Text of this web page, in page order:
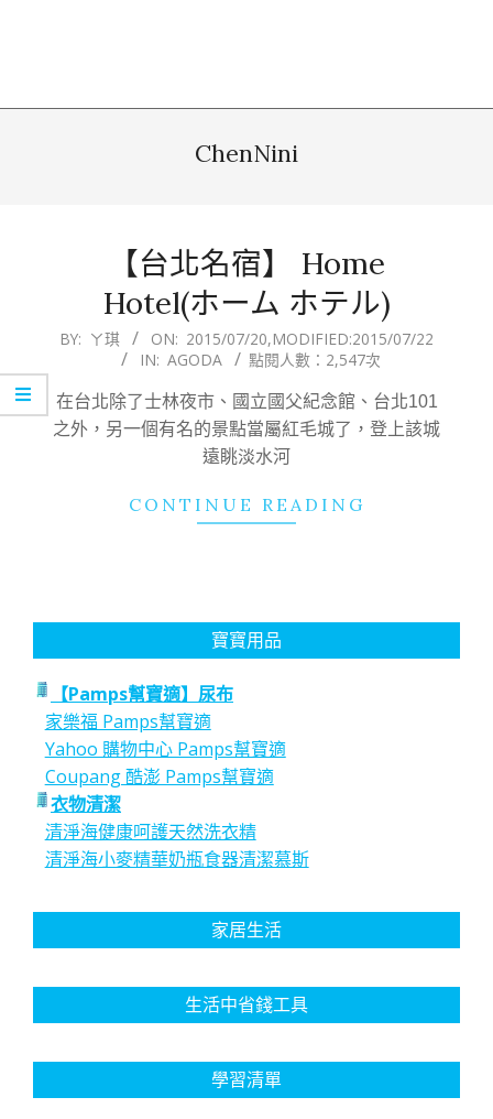
ChenNini
【台北名宿】 Home
Hotel(ホーム ホテル)
2015-
20
BY: ㄚ琪 ON: 2015/07/20,MODIFIED:2015/07/22
IN: AGODA 點閱人數：2,547次
在台北除了士林夜市、國立國父紀念館、台北101
之外，另一個有名的景點當屬紅毛城了，登上該城
遠眺淡水河
CONTINUE READING
寶寶用品
【Pamps幫寶適】尿布
家樂福 Pamps幫寶適
Yahoo 購物中心 Pamps幫寶適
Coupang 酷澎 Pamps幫寶適
衣物清潔
清淨海健康呵護天然洗衣精
清淨海小麥精華奶瓶食器清潔慕斯
家居生活
生活中省錢工具
學習清單